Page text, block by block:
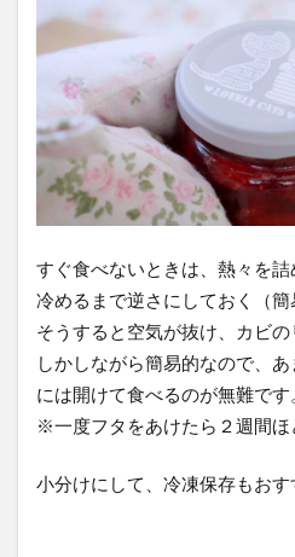
すぐ食べないときは、熱々を詰
冷めるまで逆さにしておく（簡
そうすると空気が抜け、カビの
しかしながら簡易的なので、
には開けて食べるのが無難です
※一度フタをあけたら２週間ほ
小分けにして、冷凍保存もおす